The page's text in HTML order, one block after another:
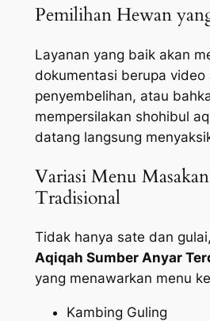
Pemilihan Hewan
Layanan yang baik akan
dokumentasi berupa
penyembelihan, atau
mempersilakan shohibul
datang langsung
Variasi Menu
Tradisional
Tidak hanya sate dan
Aqiqah Sumber Anyar
yang menawarkan menu
Kambing Guling